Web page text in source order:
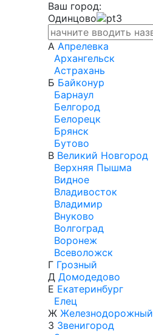
Ваш город:
Одинцово
А Апрелевка
Архангельск
Астрахань
Б Байконур
Барнаул
Белгород
Белорецк
Брянск
Бутово
В Великий Новгород
Верхняя Пышма
Видное
Владивосток
Владимир
Внуково
Волгоград
Воронеж
Всеволожск
Г Грозный
Д Домодедово
Е Екатеринбург
Елец
Ж Железнодорожный
З Звенигород